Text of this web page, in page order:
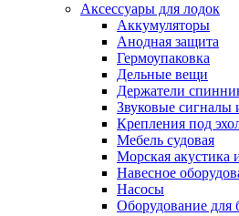
Аксессуары для лодок
Аккумуляторы
Анодная защита
Гермоупаковка
Дельные вещи
Держатели
Звуковые сигналы
Крепления под
Мебель судовая
Морская акустика
Навесное
Насосы
Оборудование для